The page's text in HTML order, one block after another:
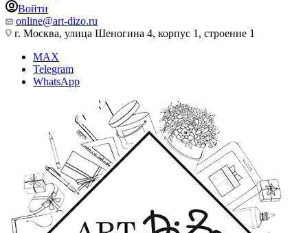
Войти
online@art-dizo.ru
г. Москва, улица Шеногина 4, корпус 1, строение 1
MAX
Telegram
WhatsApp